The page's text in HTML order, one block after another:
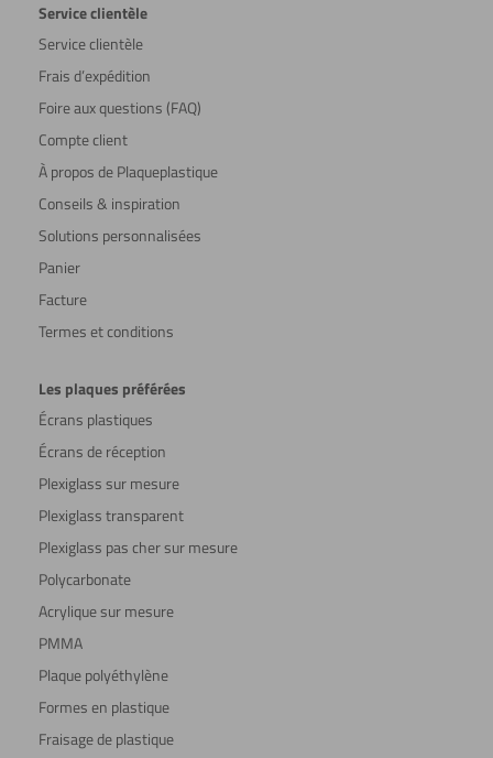
Service clientèle
Service clientèle
Frais d’expédition
Foire aux questions (FAQ)
Compte client
À propos de Plaqueplastique
Conseils & inspiration
Solutions personnalisées
Panier
Facture
Termes et conditions
Les plaques préférées
Écrans plastiques
Écrans de réception
Plexiglass sur mesure
Plexiglass transparent
Plexiglass pas cher sur mesure
Polycarbonate
Acrylique sur mesure
PMMA
Plaque polyéthylène
Formes en plastique
Fraisage de plastique